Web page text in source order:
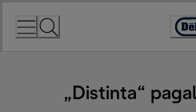
„Distinta“